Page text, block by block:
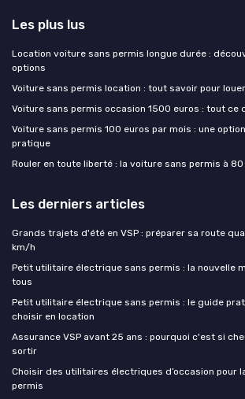
Les plus lus
Location voiture sans permis longue durée :
options
Voiture sans permis location : tout savoir pour
Voiture sans permis occasion 1500 euros : tout ce
Voiture sans permis 100 euros par mois : une
pratique
Rouler en toute liberté : la voiture sans permis à
Les derniers articles
Grands trajets d'été en VSP : préparer sa route
km/h
Petit utilitaire électrique sans permis : la nouvelle
tous
Petit utilitaire électrique sans permis : le guide
choisir en location
Assurance VSP avant 25 ans : pourquoi c'est si
sortir
Choisir des utilitaires électriques d’occasion pour
permis